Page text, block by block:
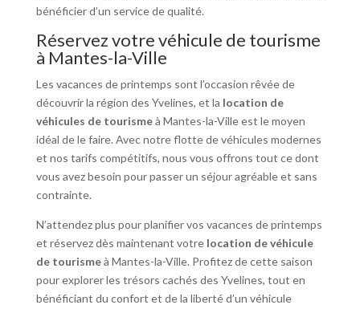
bénéficier d’un service de qualité.
Réservez votre véhicule de tourisme
à Mantes-la-Ville
Les vacances de printemps sont l’occasion rêvée de
découvrir la région des Yvelines, et la location de
véhicules de tourismeà Mantes-la-Ville est le moyen
idéal de le faire. Avec notre flotte de véhicules modernes
et nos tarifs compétitifs, nous vous offrons tout ce dont
vous avez besoin pour passer un séjour agréable et sans
contrainte.
N’attendez plus pour planifier vos vacances de printemps
et réservez dès maintenant votre location de véhicule
de tourismeà Mantes-la-Ville. Profitez de cette saison
pour explorer les trésors cachés des Yvelines, tout en
bénéficiant du confort et de la liberté d’un véhicule